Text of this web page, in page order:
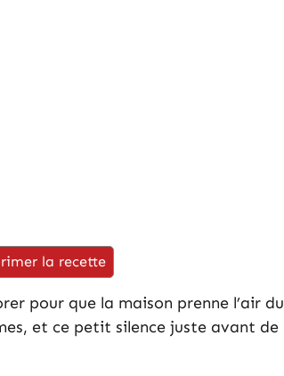
la recette
pour que la maison prenne l’air du
et ce petit silence juste avant de